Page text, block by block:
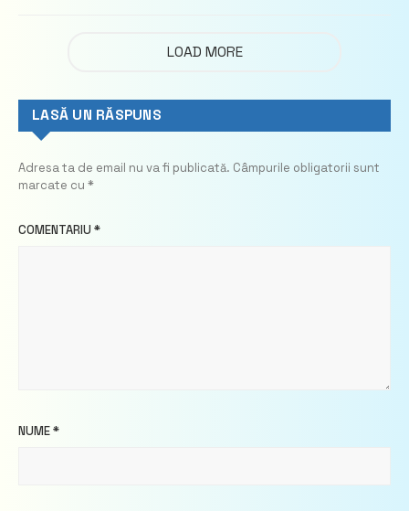
LOAD MORE
LASĂ UN RĂSPUNS
Adresa ta de email nu va fi publicată. Câmpurile obligatorii sunt
marcate cu *
COMENTARIU *
NUME*